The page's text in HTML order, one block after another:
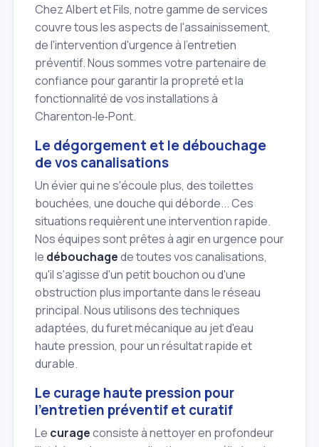
Chez Albert et Fils, notre gamme de services
couvre tous les aspects de l'assainissement,
de l'intervention d'urgence à l'entretien
préventif. Nous sommes votre partenaire de
confiance pour garantir la propreté et la
fonctionnalité de vos installations à
Charenton‑le‑Pont.
Le dégorgement et le débouchage
de vos canalisations
Un évier qui ne s'écoule plus, des toilettes
bouchées, une douche qui déborde... Ces
situations requièrent une intervention rapide.
Nos équipes sont prêtes à agir en urgence pour
le débouchagede toutes vos canalisations,
qu'il s'agisse d'un petit bouchon ou d'une
obstruction plus importante dans le réseau
principal. Nous utilisons des techniques
adaptées, du furet mécanique au jet d'eau
haute pression, pour un résultat rapide et
durable.
Le curage haute pression pour
l'entretien préventif et curatif
Le curageconsiste à nettoyer en profondeur